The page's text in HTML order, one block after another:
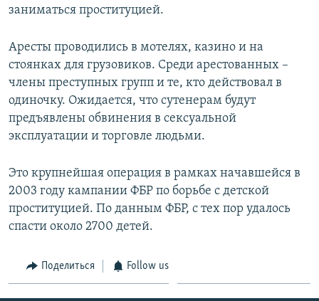
Հայերեն
Русский
Все сайты Радио Азатутюн
заниматься проституцией.
Аресты проводились в мотелях, казино и на
стоянках для грузовиков. Среди арестованных –
члены преступных групп и те, кто действовал в
одиночку. Ожидается, что сутенерам будут
предъявлены обвинения в сексуальной
эксплуатации и торговле людьми.
Это крупнейшая операция в рамках начавшейся в
2003 году кампании ФБР по борьбе с детской
проституцией. По данным ФБР, с тех пор удалось
спасти около 2700 детей.
Поделиться Follow us